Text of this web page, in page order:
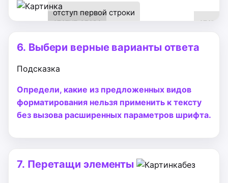
отступ первой строки
отступ слева
отступ
6. Выбери верные варианты ответа
Подсказка
Определи, какие из предложенных видов
форматирования нельзя применить к тексту
без вызова расширенных параметров шрифта.
7. Перетащи элементы без